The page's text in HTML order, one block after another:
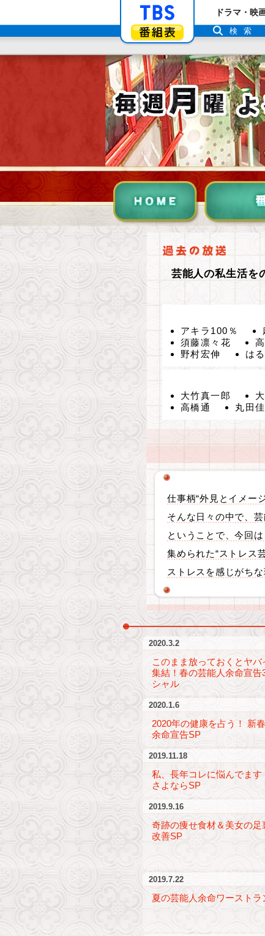
「TBSテレビ」
番組表
ドラマ・映
検索
芸能人の私生活を
アキラ100％
須藤凛々花
野村宏伸
は
大竹真一郎
高橋通
丸田
仕事柄“外見とイメー
そんな日々の中で、
ということで、今回
集められた“ストレス
ストレスを感じがち
2020.3.2
このまま放っておくとヤバ
集結！春の芸能人余命宣告
シャル
2020.1.6
2020年の健康を占う！ 新
余命宣告SP
2019.11.18
私、長年コレに悩んでます
さよならSP
2019.9.16
奇跡の痩せ食材＆美女の足
改善SP
2019.7.22
夏の芸能人余命ワーストラ